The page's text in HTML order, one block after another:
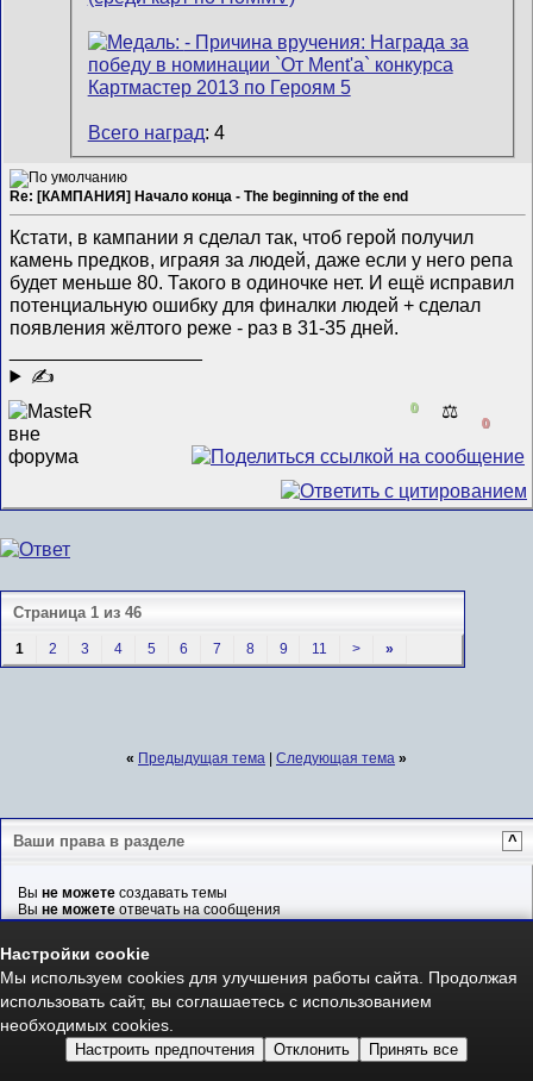
Всего наград: 4
Re: [КАМПАНИЯ] Начало конца - The beginning of the end
Кстати, в кампании я сделал так, чтоб герой получил
камень предков, играяя за людей, даже если у него репа
будет меньше 80. Такого в одиночке нет. И ещё исправил
потенциальную ошибку для финалки людей + сделал
появления жёлтого реже - раз в 31-35 дней.
✍
0 ⚖️
0
Страница 1 из 46
1 2 3 4 5 6 7 8 9 11 > »
« Предыдущая тема | Следующая тема »
Ваши права в разделе ^
Вы не можетесоздавать темы
Вы не можетеотвечать на сообщения
Выне можетеприкреплять файлы
BB-коды Вкл.
[IMG]кодВкл.
HTML кодВкл.
Настройки cookie
Мы используем cookies для улучшения работы сайта. Продолжая
использовать сайт, вы соглашаетесь с использованием
необходимых cookies.
Настроить предпочтения Отклонить Принять все